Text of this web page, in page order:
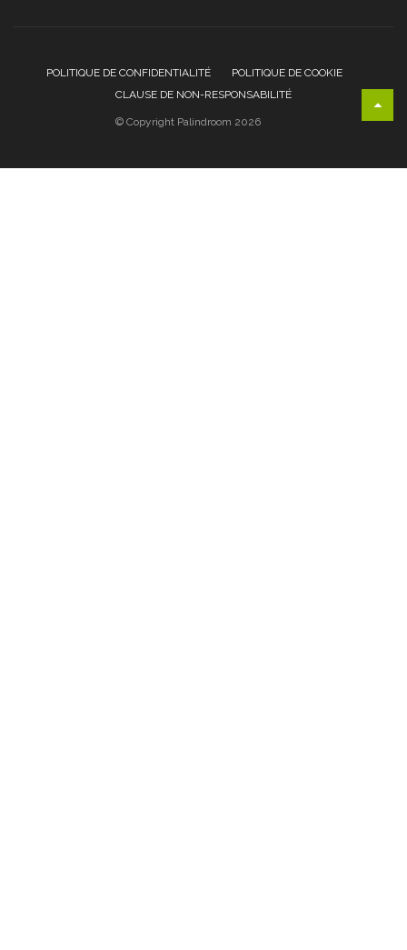
POLITIQUE DE CONFIDENTIALITÉ
POLITIQUE DE COOKIE
CLAUSE DE NON-RESPONSABILITÉ
© Copyright Palindroom 2026